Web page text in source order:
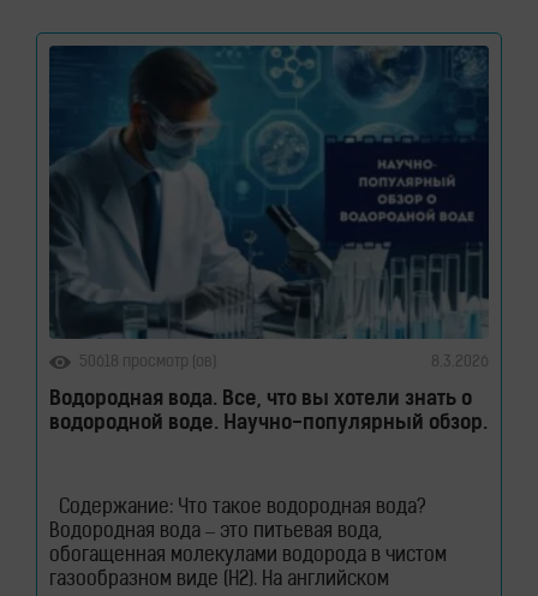
ученые рассматривают его как одну из
важнейших систем организма. Именно здесь
50618 просмотр (ов) 8.3.2026
Водородная вода. Все, что вы хотели знать о
водородной воде. Научно-популярный обзор.
Содержание: Что такое водородная вода?
Водородная вода – это питьевая вода,
обогащенная молекулами водорода в чистом
газообразном виде (H2). На английском